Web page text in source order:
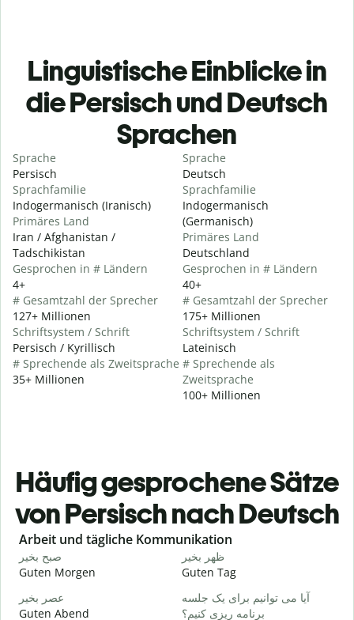
Linguistische Einblicke in
die Persisch und Deutsch
Sprachen
Sprache
Persisch
Sprachfamilie
Indogermanisch (Iranisch)
Primäres Land
Iran / Afghanistan /
Tadschikistan
Gesprochen in # Ländern
4+
# Gesamtzahl der Sprecher
127+ Millionen
Schriftsystem / Schrift
Persisch / Kyrillisch
# Sprechende als Zweitsprache
35+ Millionen
Sprache
Deutsch
Sprachfamilie
Indogermanisch
(Germanisch)
Primäres Land
Deutschland
Gesprochen in # Ländern
40+
# Gesamtzahl der Sprecher
175+ Millionen
Schriftsystem / Schrift
Lateinisch
# Sprechende als
Zweitsprache
100+ Millionen
Häufig gesprochene Sätze
von Persisch nach Deutsch
Slide 1 of 6
Arbeit und tägliche Kommunikation
صبح بخیر
Guten Morgen
ظهر بخیر
Guten Tag
عصر بخیر
Guten Abend
آیا می توانیم برای یک جلسه
برنامه ریزی کنیم؟